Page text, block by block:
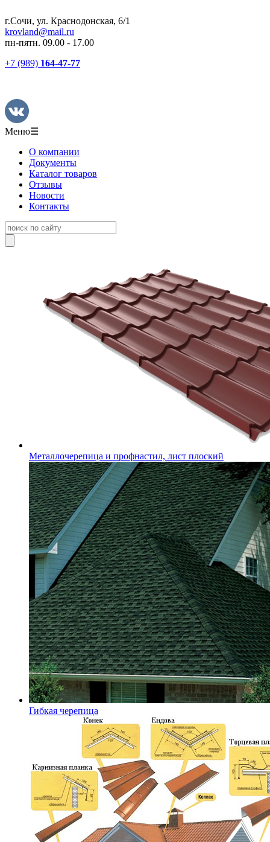
г.Сочи, ул. Краснодонская, 6/1
krovland@mail.ru
пн-пятн. 09.00 - 17.00
+7 (989) 164-47-77
Меню☰
О компании
Документы
Каталог товаров
Отзывы
Новости
Контакты
Металлочерепица и профнастил, лист плоский
Гибкая черепица